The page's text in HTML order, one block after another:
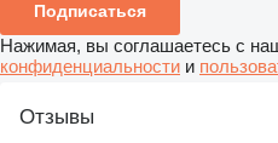
Подписаться
Нажимая, вы соглашаетесь с
конфиденциальности и
Отзывы